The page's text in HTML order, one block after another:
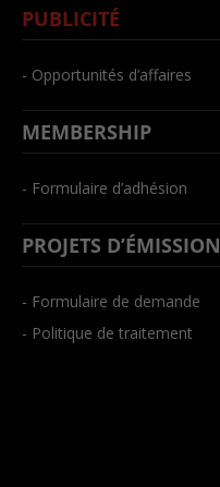
PUBLICITÉ
- Opportunités d’affaires
MEMBERSHIP
- Formulaire d’adhésion
PROJETS D’ÉMISSION
- Formulaire de demande
- Politique de traitement